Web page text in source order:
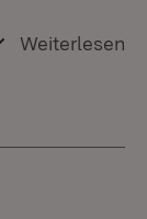
Weiterlesen